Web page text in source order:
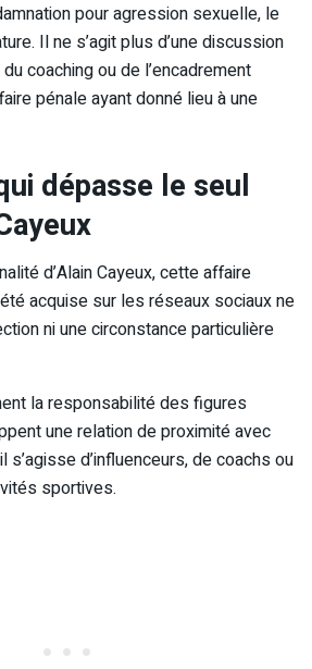
pour agression sexuelle, le
Il ne s’agit plus d’une discussion
coaching ou de l’encadrement
pénale ayant donné lieu à une
dépasse le seul
d’Alain Cayeux, cette affaire
acquise sur les réseaux sociaux ne
ni une circonstance particulière
la responsabilité des figures
une relation de proximité avec
s’agisse d’influenceurs, de coachs ou
sportives.